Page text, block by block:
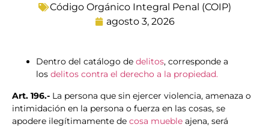
Código Orgánico Integral Penal (COIP)
agosto 3, 2026
Dentro del catálogo de delitos, corresponde a
los delitos contra el derecho a la propiedad.
Art. 196.- La persona que sin ejercer violencia, amenaza o
intimidación en la persona o fuerza en las cosas, se
apodere ilegítimamente de cosa mueble ajena, será